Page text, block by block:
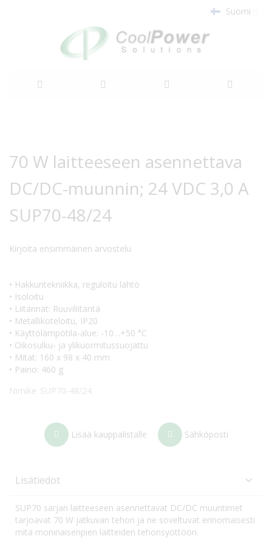
Suomi
loppuun
alkuun
70 W laitteeseen asennettava
DC/DC-muunnin; 24 VDC 3,0 A
SUP70-48/24
Kirjoita ensimmäinen arvostelu
• Hakkuritekniikka, reguloitu lähtö
• Isoloitu
• Liitännät: Ruuviliitäntä
• Metallikoteloitu, IP20
• Käyttölämpötila-alue: -10…+50 °C
• Oikosulku- ja ylikuormitussuojattu
• Mitat: 160 x 98 x 40 mm
• Paino: 460 g
Nimike SUP70-48/24
Lisää kauppalistalle Sähköposti
Lisätiedot
SUP70 sarjan laitteeseen asennettavat DC/DC muuntimet
tarjoavat 70 W jatkuvan tehon ja ne soveltuvat erinomaisesti
mitä moninaisenpien laitteiden tehonsyöttöön.